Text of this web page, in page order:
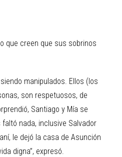
que creen que sus sobrinos
manipulados. Ellos (los
son respetuosos, de
Santiago y Mía se
nada, inclusive Salvador
le dejó la casa de Asunción
digna”, expresó.